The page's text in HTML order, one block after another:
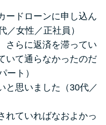
ードローンに申し込ん
／女性／正社員）
さらに返済を滞ってい
いて通らなかったのだ
ート）
と思いました（30代／
れていればなおよかっ